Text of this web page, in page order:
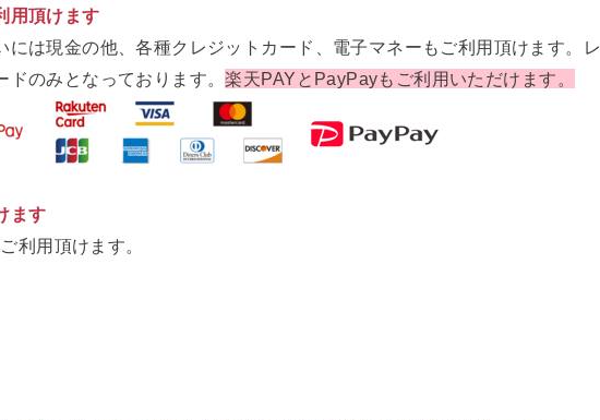
用頂けます
には現金の他、各種クレジットカード、電子マネーもご利用頂けます。レ
ドのみとなっております。楽天PAYとPayPayもご利用いただけます。
ます
利用頂けます。